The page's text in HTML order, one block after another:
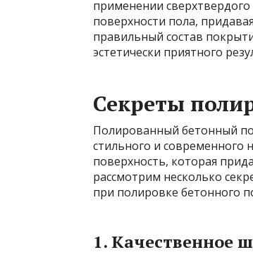
применении
поверхности пола,
правильный состав
эстетически приятного
Секреты
Полированный бетонный
стильного и современного
поверхность, которая
рассмотрим несколько
при полировке бетонного
1. Качественное